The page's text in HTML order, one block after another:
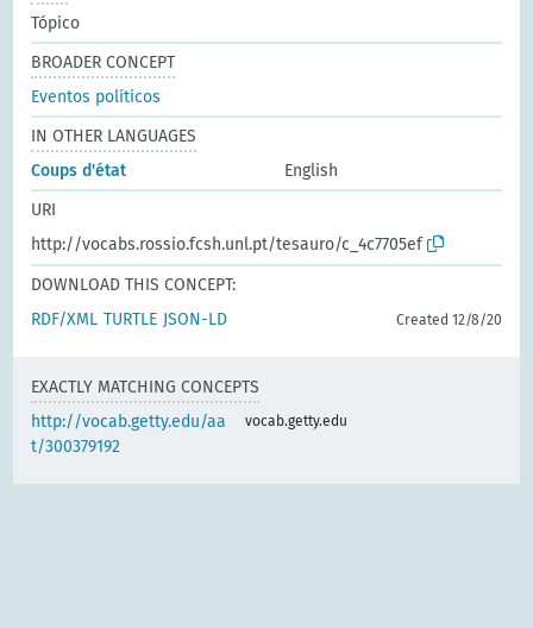
Tópico
BROADER CONCEPT
Eventos políticos
IN OTHER LANGUAGES
Coups d'état
English
URI
http://vocabs.rossio.fcsh.unl.pt/tesauro/c_4c7705ef
DOWNLOAD THIS CONCEPT:
RDF/XML TURTLE JSON-LD Created 12/8/20
EXACTLY MATCHING CONCEPTS
http://vocab.getty.edu/aa
t/300379192
vocab.getty.edu